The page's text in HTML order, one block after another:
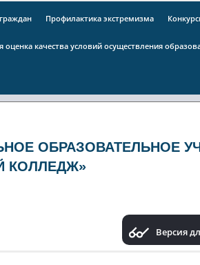
Профилактика экстремизма
оценка качества условий осуществления
ОБРАЗОВАТЕЛЬНОЕ
КОЛЛЕДЖ»
Версия